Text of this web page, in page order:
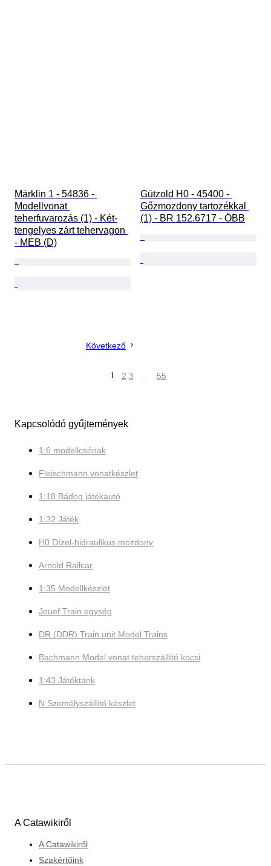
Märklin 1 - 54836 -
Modellvonat
teherfuvarozás (1) - Két-
tengelyes zárt tehervagon
- MEB (D)
Gützold H0 - 45400 -
Gőzmozdony tartozékkal
(1) - BR 152.6717 - ÖBB
Következő
1 2 3 … 55
Kapcsolódó gyűjtemények
1:6 modellcsónak
Fleischmann vonatkészlet
1:18 Bádog játékautó
1:32 Játék
H0 Dízel-hidraulikus mozdony
Arnold Railcar
1:35 Modellkészlet
Jouef Train egység
DR (DDR) Train unit Model Trains
Bachmann Model vonat teherszállító kocsi
1:43 Játéktank
N Személyszállító készlet
A Catawikiről
A Catawikiről
Szakértőink